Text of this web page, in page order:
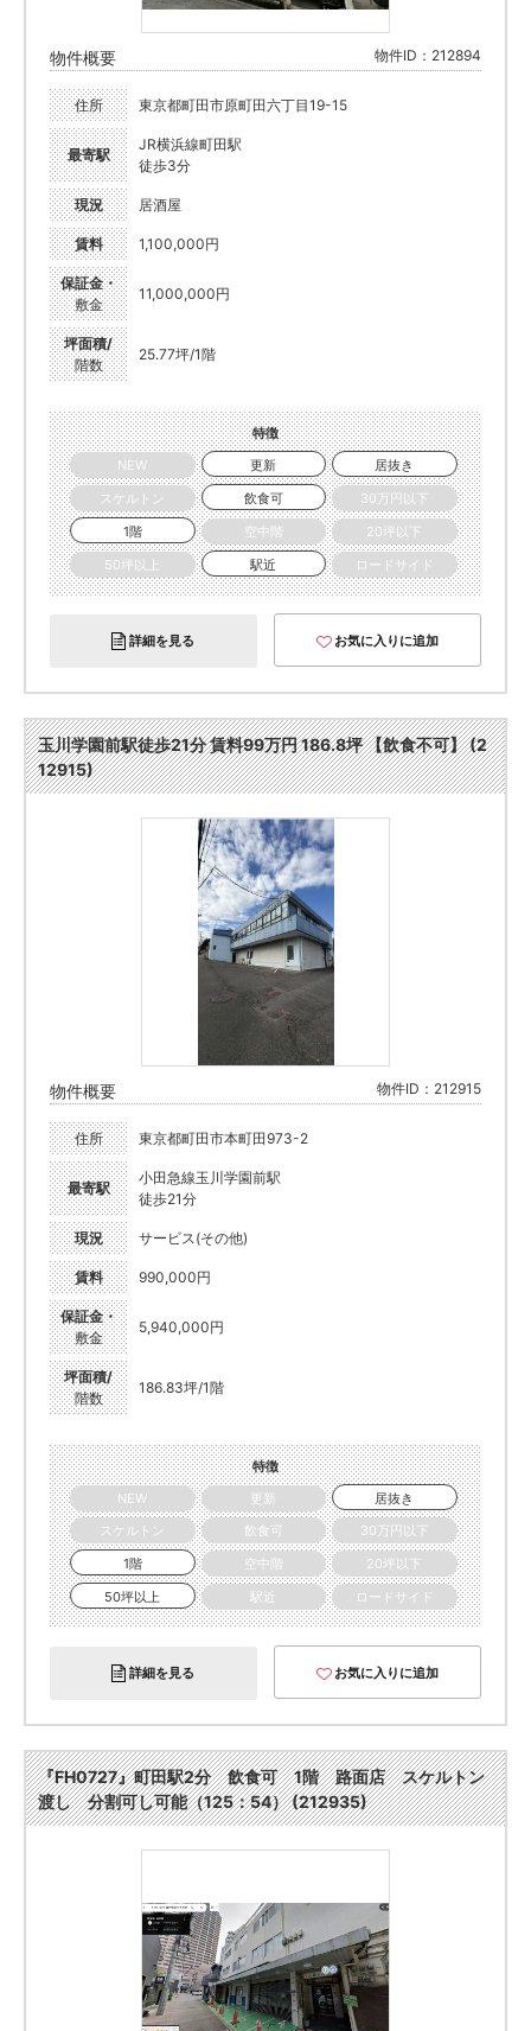
物件概要 物件ID：212894
住所 東京都町田市原町田六丁目19-15
最寄駅
JR横浜線町田駅
徒歩3分
現況 居酒屋
賃料 1,100,000円
保証金・
敷金
11,000,000円
坪面積/
階数
25.77坪/1階
特徴
NEW
更新
居抜き
スケルトン
飲食可
30万円以下
1階
空中階
20坪以下
50坪以上
駅近 ロードサイド
詳細を見る お気に入りに追加
玉川学園前駅徒歩21分 賃料99万円 186.8坪 【飲食不可】 (2
12915)
物件概要 物件ID：212915
住所 東京都町田市本町田973-2
最寄駅
小田急線玉川学園前駅
徒歩21分
現況 サービス(その他)
賃料 990,000円
保証金・
敷金
5,940,000円
坪面積/
階数
186.83坪/1階
特徴
NEW
更新
居抜き
スケルトン
飲食可
30万円以下
1階
空中階
20坪以下
50坪以上
駅近 ロードサイド
詳細を見る お気に入りに追加
『FH0727』町田駅2分 飲食可 1階 路面店 スケルトン
渡し 分割可し可能（125：54） (212935)